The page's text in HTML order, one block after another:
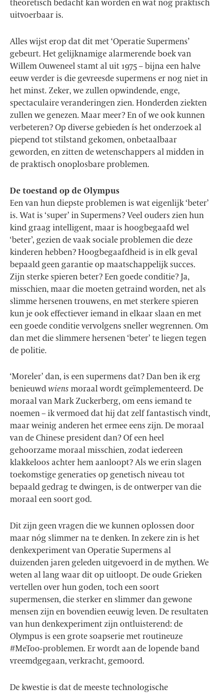
theoretisch bedacht kan worden en wat nog praktisch
uitvoerbaar is.
Alles wijst erop dat dit met ‘Operatie Supermens’
gebeurt. Het gelijknamige alarmerende boek van
Willem Ouweneel stamt al uit 1975 – bijna een halve
eeuw verder is die gevreesde supermens er nog niet in
het minst. Zeker, we zullen opwindende, enge,
spectaculaire veranderingen zien. Honderden ziekten
zullen we genezen. Maar meer? En of we ook kunnen
verbeteren? Op diverse gebieden ís het onderzoek al
piepend tot stilstand gekomen, onbetaalbaar
geworden, en zitten de wetenschappers al midden in
de praktisch onoplosbare problemen.
De toestand op de Olympus
Een van hun diepste problemen is wat eigenlijk ‘beter’
is. Wat is ‘super’ in Supermens? Veel ouders zien hun
kind graag intelligent, maar is hoogbegaafd wel
‘beter’, gezien de vaak sociale problemen die deze
kinderen hebben? Hoogbegaafdheid is in elk geval
bepaald geen garantie op maatschappelijk succes.
Zijn sterke spieren beter? Een goede conditie? Ja,
misschien, maar die moeten getraind worden, net als
slimme hersenen trouwens, en met sterkere spieren
kun je ook effectiever iemand in elkaar slaan en met
een goede conditie vervolgens sneller wegrennen. Om
dan met die slimmere hersenen ‘beter’ te liegen tegen
de politie.
‘Moreler’ dan, is een supermens dat? Dan ben ik erg
benieuwdwiens moraal wordt geïmplementeerd. De
moraal van Mark Zuckerberg, om eens iemand te
noemen – ik vermoed dat hij dat zelf fantastisch vindt,
maar weinig anderen het ermee eens zijn. De moraal
van de Chinese president dan? Of een heel
gehoorzame moraal misschien, zodat iedereen
klakkeloos achter hem aanloopt? Als we erin slagen
toekomstige generaties op genetisch niveau tot
bepaald gedrag te dwingen, is de ontwerper van die
moraal een soort god.
Dit zijn geen vragen die we kunnen oplossen door
maar nóg slimmer na te denken. In zekere zin is het
denkexperiment van Operatie Supermens al
duizenden jaren geleden uitgevoerd in de mythen. We
weten al lang waar dit op uitloopt. De oude Grieken
vertellen over hun goden, toch een soort
supermensen, die sterker en slimmer dan gewone
mensen zijn en bovendien eeuwig leven. De resultaten
van hun denkexperiment zijn ontluisterend: de
Olympus is een grote soapserie met routineuze
#MeToo-problemen. Er wordt aan de lopende band
vreemdgegaan, verkracht, gemoord.
De kwestie is dat de meeste technologische